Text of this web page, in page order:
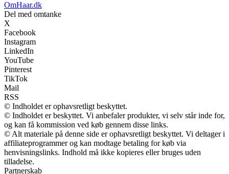
OmHaar.dk
Del med omtanke
X
Facebook
Instagram
LinkedIn
YouTube
Pinterest
TikTok
Mail
RSS
© Indholdet er ophavsretligt beskyttet.
© Indholdet er beskyttet. Vi anbefaler produkter, vi selv står inde for,
og kan få kommission ved køb gennem disse links.
© Alt materiale på denne side er ophavsretligt beskyttet. Vi deltager i
affiliateprogrammer og kan modtage betaling for køb via
henvisningslinks. Indhold må ikke kopieres eller bruges uden
tilladelse.
Partnerskab